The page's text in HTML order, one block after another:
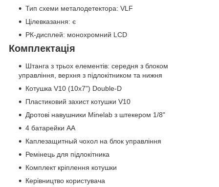
Тип схеми металодетектора: VLF
Цілевказання: є
РК-дисплей: монохромний LCD
Комплектація
Штанга з трьох елементів: середня з блоком
управління, верхня з підлокітником та нижня
Котушка V10 (10x7") Double-D
Пластиковий захист котушки V10
Дротові навушники Minelab з штекером 1/8"
4 батарейки АА
Каплезащитный чохол на блок управління
Ремінець для підлокітника
Комплект кріплення котушки
Керівництво користувача